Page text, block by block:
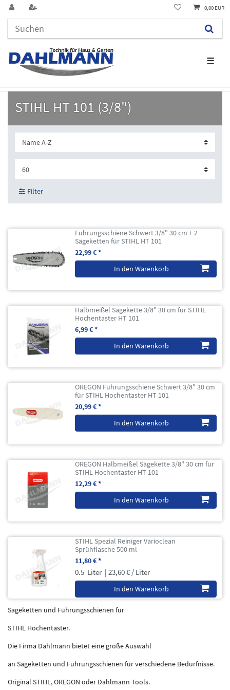
☰
0,00 EUR
STIHL HT 101 (3/8")
Filter
Führungsschiene Schwert 3/8" 30 cm + 2
Sägeketten für STIHL HT 101
22,99 € *
In den Warenkorb
Halbmeißel Sägekette 3/8" 30 cm für STIHL
Hochentaster HT 101
6,99 € *
In den Warenkorb
OREGON Führungsschiene Schwert 3/8" 30 cm
für STIHL Hochentaster HT 101
20,99 € *
In den Warenkorb
OREGON Halbmeißel Sägekette 3/8" 30 cm für
STIHL Hochentaster HT 101
12,29 € *
In den Warenkorb
STIHL Spezial Reiniger Varioclean
Sprühflasche 500 ml
11,80 € *
0.5 Liter | 23,60 € / Liter
In den Warenkorb
Sägeketten und Führungsschienen für
STIHL Hochentaster.
Die Firma Dahlmann bietet eine große Auswahl
an Sägeketten und Führungsschienen für verschiedene Bedürfnisse.
Original STIHL, OREGON oder Dahlmann Tools.